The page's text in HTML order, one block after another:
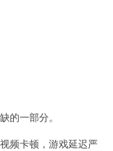
一部分。
频卡顿，游戏延迟严